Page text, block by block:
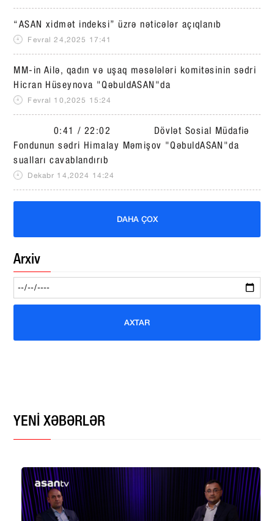
“ASAN xidmət indeksi” üzrə nəticələr açıqlanıb
Fevral 24,2025 17:41
MM-in Ailə, qadın və uşaq məsələləri komitəsinin sədri
Hicran Hüseynova "QəbuldASAN"da
Fevral 10,2025 15:24
0:41 / 22:02 Dövlət Sosial Müdafiə
Fondunun sədri Himalay Məmişov "QəbuldASAN"da
sualları cavablandırıb
Dekabr 14,2024 14:24
DAHA ÇOX
Arxiv
AXTAR
YENİ XƏBƏRLƏR